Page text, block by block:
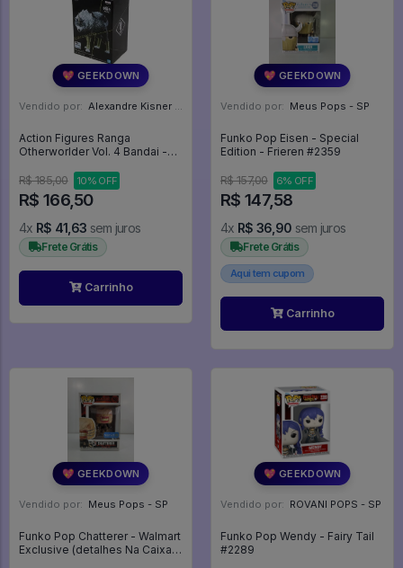
💖 GEEKDOWN
Vendido por: Alexandre Kisner - PR
Action Figures Ranga
Otherworlder Vol. 4 Bandai -
REINCARNATED AS A SLIME
R$ 185,00 10% OFF
R$ 166,50
4x R$ 41,63 sem juros
Frete Grátis
Carrinho
💖 GEEKDOWN
Vendido por: Meus Pops - SP
Funko Pop Eisen - Special
Edition - Frieren #2359
R$ 157,00 6% OFF
R$ 147,58
4x R$ 36,90 sem juros
Frete Grátis
Aqui tem cupom
Carrinho
💖 GEEKDOWN
Vendido por: Meus Pops - SP
Funko Pop Chatterer - Walmart
Exclusive (detalhes Na Caixa)
💖 GEEKDOWN
Vendido por: ROVANI POPS - SP
Funko Pop Wendy - Fairy Tail
#2289